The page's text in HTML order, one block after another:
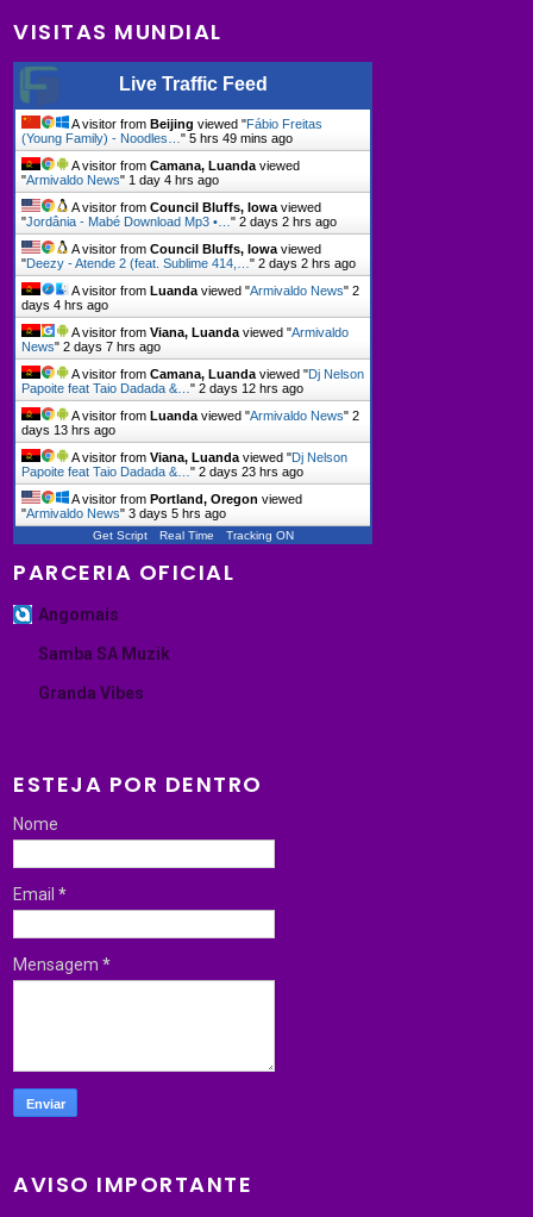
VISITAS MUNDIAL
Live Traffic Feed
A visitor fromBeijing viewed "Fábio Freitas
(Young Family) - Noodles…"5 hrs 49 mins ago
A visitor fromCamana, Luanda viewed
"Armivaldo News" 1 day 4 hrs ago
A visitor fromCouncil Bluffs, Iowa viewed
"Jordânia - Mabé Download Mp3 •…"2 days 2 hrs ago
A visitor fromCouncil Bluffs, Iowa viewed
"Deezy - Atende 2 (feat. Sublime 414,…"2 days 2 hrs ago
A visitor fromLuanda viewed "Armivaldo News"2
days 4 hrs ago
A visitor fromViana, Luanda viewed "Armivaldo
News"2 days 7 hrs ago
A visitor fromCamana, Luanda viewed "Dj Nelson
Papoite feat Taio Dadada &…"2 days 12 hrs ago
A visitor fromLuanda viewed "Armivaldo News"2
days 13 hrs ago
A visitor fromViana, Luanda viewed "Dj Nelson
Papoite feat Taio Dadada &…"2 days 23 hrs ago
A visitor fromPortland, Oregon viewed
"Armivaldo News"3 days 5 hrs ago
Get Script Real Time Tracking ON
PARCERIA OFICIAL
Angomais
Samba SA Muzik
Granda Vibes
ESTEJA POR DENTRO
Nome
Email*
Mensagem*
AVISO IMPORTANTE